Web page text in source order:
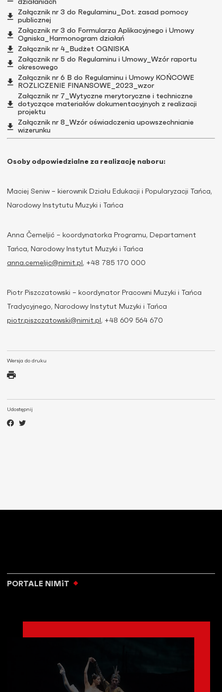
Wersja do druku
Udostępnij
działaniach
Załącznik nr 3 do Regulaminu_Dot. zasad pomocy
publicznej
Załącznik nr 3 do Formularza Aplikacyjnego i Umowy
Ogniska_Harmonogram działań
Załącznik nr 4_Budżet OGNISKA
Załącznik nr 5 do Regulaminu i Umowy_Wzór raportu
okresowego
Załącznik nr 6 B do Regulaminu i Umowy KOŃCOWE
ROZLICZENIE FINANSOWE_2023_wzor
Załącznik nr 7_Wytyczne merytoryczne i techniczne
dotyczące materiałów dokumentacyjnych z realizacji
projektu
Załącznik nr 8_Wzór oświadczenia upowszechnianie
wizerunku
Osoby odpowiedzialne za realizację naboru:
Maciej Seniw – kierownik Działu Edukacji i Popularyzacji Tańca,
Narodowy Instytutu Muzyki i Tańca
Anna Čemeljić – koordynatorka Programu, Departament
Tańca, Narodowy Instytut Muzyki i Tańca
anna.cemeljic@nimit.pl , +48 785 170 000
Piotr Piszczatowski – koordynator Pracowni Muzyki i Tańca
Tradycyjnego, Narodowy Instytut Muzyki i Tańca
piotr.piszczatowski@nimit.pl , +48 609 564 670
PORTALE NIMiT